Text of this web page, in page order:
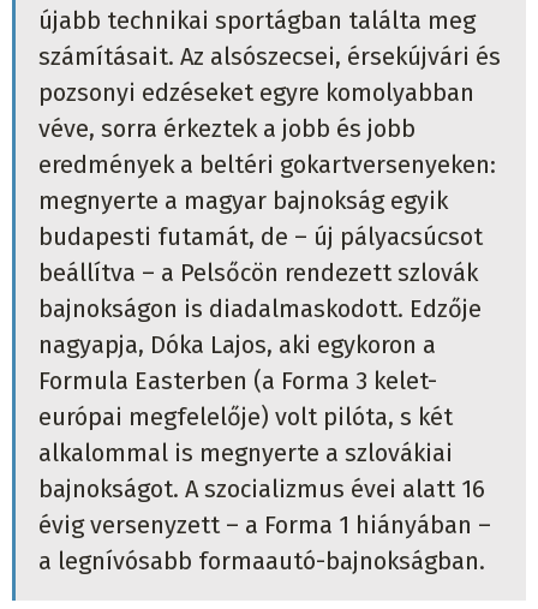
újabb technikai sportágban találta meg
számításait. Az alsószecsei, érsekújvári és
pozsonyi edzéseket egyre komolyabban
véve, sorra érkeztek a jobb és jobb
eredmények a beltéri gokartversenyeken:
megnyerte a magyar bajnokság egyik
budapesti futamát, de – új pályacsúcsot
beállítva – a Pelsőcön rendezett szlovák
bajnokságon is diadalmaskodott. Edzője
nagyapja, Dóka Lajos, aki egykoron a
Formula Easterben (a Forma 3 kelet-
európai megfelelője) volt pilóta, s két
alkalommal is megnyerte a szlovákiai
bajnokságot. A szocializmus évei alatt 16
évig versenyzett – a Forma 1 hiányában –
a legnívósabb formaautó-bajnokságban.